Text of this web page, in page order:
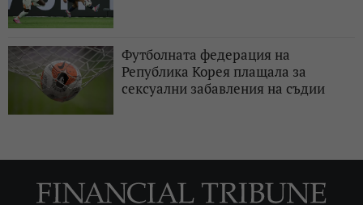
Футболната федерация на
Република Корея плащала за
сексуални забавления на съдии